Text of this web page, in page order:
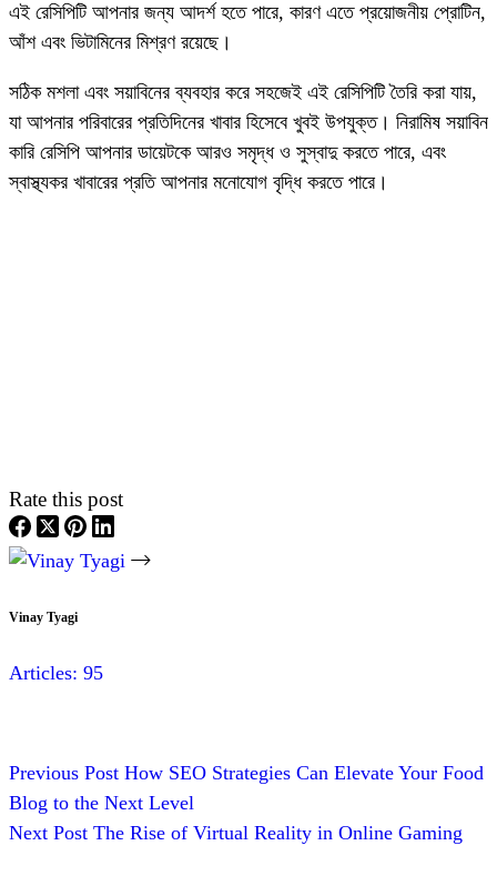
এই রেসিপিটি আপনার জন্য আদর্শ হতে পারে, কারণ এতে প্রয়োজনীয় প্রোটিন,
আঁশ এবং ভিটামিনের মিশ্রণ রয়েছে।
সঠিক মশলা এবং সয়াবিনের ব্যবহার করে সহজেই এই রেসিপিটি তৈরি করা যায়,
যা আপনার পরিবারের প্রতিদিনের খাবার হিসেবে খুবই উপযুক্ত। নিরামিষ সয়াবিন
কারি রেসিপি আপনার ডায়েটকে আরও সমৃদ্ধ ও সুস্বাদু করতে পারে, এবং
স্বাস্থ্যকর খাবারের প্রতি আপনার মনোযোগ বৃদ্ধি করতে পারে।
Rate this post
Vinay Tyagi
Articles: 95
Previous Post How SEO Strategies Can Elevate Your Food
Blog to the Next Level
Next Post The Rise of Virtual Reality in Online Gaming